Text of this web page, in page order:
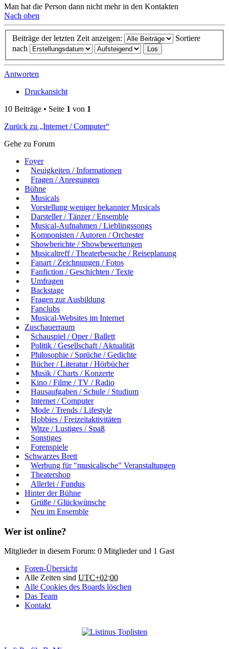
Man hat die Person dann nicht mehr in den Kontakten
Nach oben
Beiträge der letzten Zeit anzeigen:
Sortiere
nach
Antworten
Druckansicht
10 Beiträge • Seite 1 von 1
Zurück zu „Internet / Computer“
Gehe zu Forum
Foyer
Neuigkeiten / Informationen
Fragen / Anregungen
Bühne
Musicals
Vorstellung weniger bekannter Musicals
Darsteller / Tänzer / Ensemble
Musical-Aufnahmen / Lieblingssongs
Komponisten / Autoren / Orchester
Showberichte / Showbewertungen
Musicaltreff / Theaterbesuche / Reiseplanung
Fanart / Zeichnungen / Fotos
Fanfiction / Geschichten / Texte
Umfragen
Backstage
Fragen zur Ausbildung
Fanclubs
Musical-Websites im Internet
Zuschauerraum
Schauspiel / Oper / Ballett
Politik / Gesellschaft / Aktualität
Philosophie / Sprüche / Gedichte
Bücher / Literatur / Hörbücher
Musik / Charts / Konzerte
Kino / Filme / TV / Radio
Hausaufgaben / Schule / Studium
Internet / Computer
Mode / Trends / Lifestyle
Hobbies / Freizeitaktivitäten
Witze / Lustiges / Spaß
Sonstiges
Forenspiele
Schwarzes Brett
Werbung für "musicalische" Veranstaltungen
Theatershop
Allerlei / Fundus
Hinter der Bühne
Grüße / Glückwünsche
Neu im Ensemble
Wer ist online?
Mitglieder in diesem Forum: 0 Mitglieder und 1 Gast
Foren-Übersicht
Alle Zeiten sind UTC+02:00
Alle Cookies des Boards löschen
Das Team
Kontakt